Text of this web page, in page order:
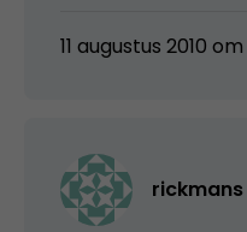
11 augustus 2010 om
rickmans